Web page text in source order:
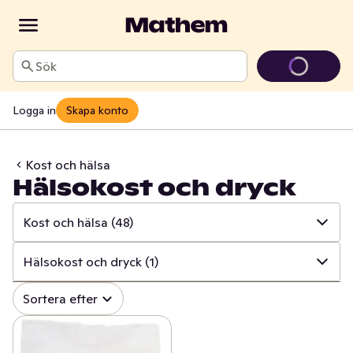
Sök
Logga in Skapa konto
Kost och hälsa
Hälsokost och dryck
Kost och hälsa (48)
✓ Alla (845)
✓ Mun och tänder
Sår, bett och stick (17)
Hälsokost och dryck (1)
✓ Alla (48)
Sortera efter